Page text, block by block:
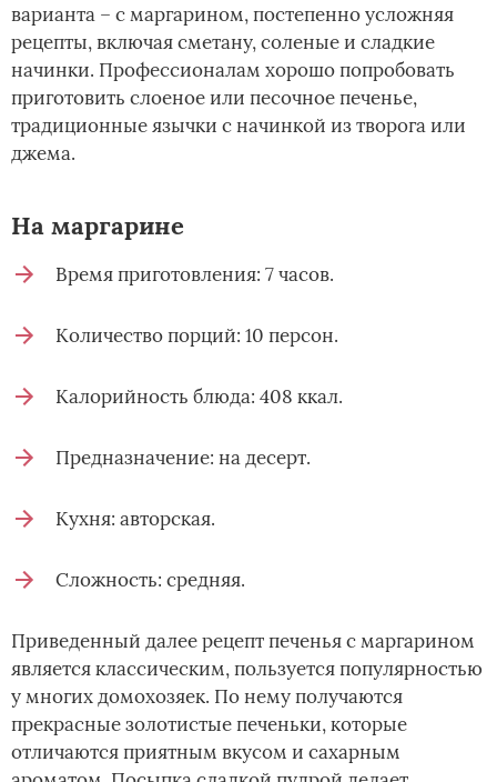
варианта – с маргарином, постепенно усложняя
рецепты, включая сметану, соленые и сладкие
начинки. Профессионалам хорошо попробовать
приготовить слоеное или песочное печенье,
традиционные язычки с начинкой из творога или
джема.
На маргарине
Время приготовления: 7 часов.
Количество порций: 10 персон.
Калорийность блюда: 408 ккал.
Предназначение: на десерт.
Кухня: авторская.
Сложность: средняя.
Приведенный далее рецепт печенья с маргарином
является классическим, пользуется популярностью
у многих домохозяек. По нему получаются
прекрасные золотистые печеньки, которые
отличаются приятным вкусом и сахарным